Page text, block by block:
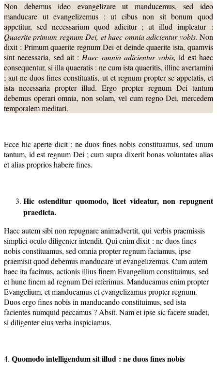
Non debemus ideo evangelizare ut manducemus, sed ideo
manducare ut evangelizemus : ut cibus non sit bonum quod
appetitur, sed necessarium quod adicitur ; ut illud impleatur :
Quaerite primum regnum Dei, et haec omnia adicientur vobis. Non
dixit : Primum quaerite regnum Dei et deinde quaerite ista, quamvis
sint necessaria, sed ait : Haec omnia adicientur vobis,id est haec
consequentur, si illa quaeratis : ne cum ista quaeritis, illinc avertamini
; aut ne duos fines constituatis, ut et regnum propter se appetatis, et
ista necessaria propter illud. Ergo propter regnum Dei tantum
debemus operari omnia, non solam, vel cum regno Dei, mercedem
temporalem meditari.
Ecce hic aperte dicit : ne duos fines nobis constituamus, sed unum
tantum, id est regnum Dei ; cum supra dixerit bonas voluntates alias
et alias proprios habere fines.
Hic ostenditur quomodo, licet videatur, non repugnent
praedicta.
Haec autem sibi non repugnare animadvertit, qui verbis praemissis
simplici oculo diligenter intendit. Qui enim dixit : ne duos fines
nobis constituamus, sed omnia propter regnum faciamus, ipse
praemisit quod debemus manducare ut evangelizemus. Cum autem
haec ita facimus, actionis illius finem Evangelium constituimus, sed
et hunc finem ad regnum Dei referimus. Manducamus enim propter
Evangelium, et manducamus et evangelizamus propter regnum.
Duos ergo fines nobis in manducando constituimus, sed ista
facientes numquid peccamus ? Absit. Nam et ipse sic facere suadet,
si diligenter eius verba inspiciamus.
4. Quomodo intelligendum sit illud : ne duos fines nobis